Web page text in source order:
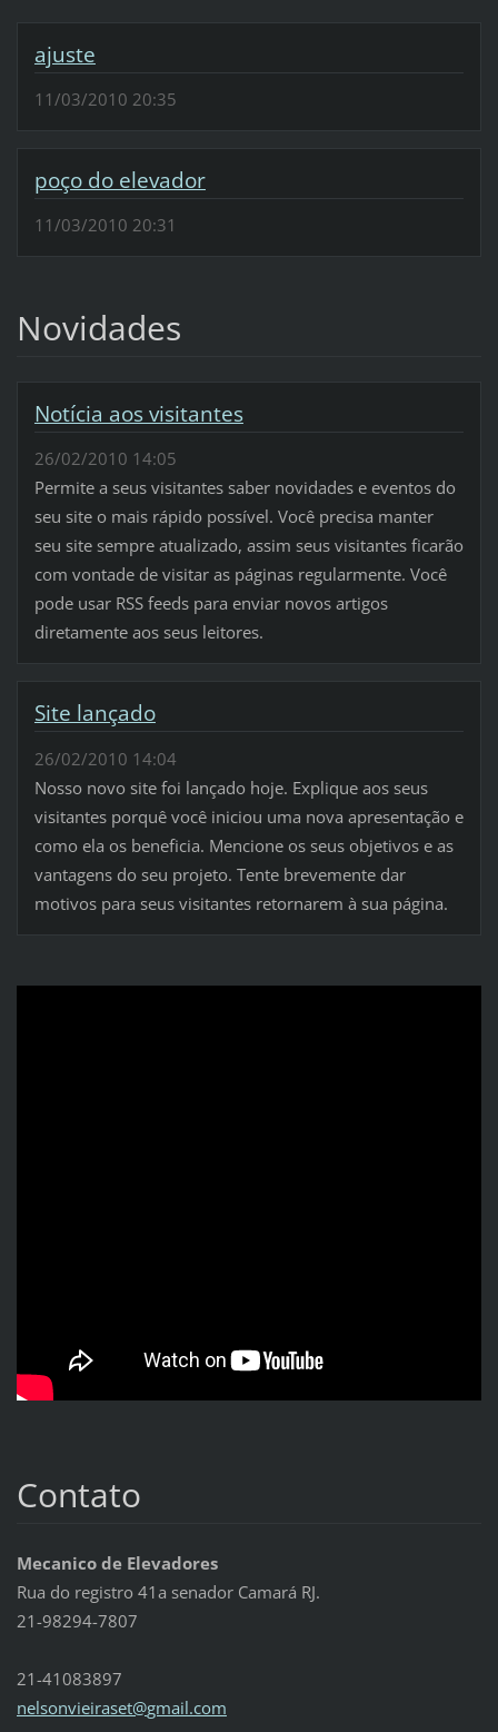
ajuste
11/03/2010 20:35
poço do elevador
11/03/2010 20:31
Novidades
Notícia aos visitantes
26/02/2010 14:05
Permite a seus visitantes saber novidades e eventos do
seu site o mais rápido possível. Você precisa manter
seu site sempre atualizado, assim seus visitantes ficarão
com vontade de visitar as páginas regularmente. Você
pode usar RSS feeds para enviar novos artigos
diretamente aos seus leitores.
Site lançado
26/02/2010 14:04
Nosso novo site foi lançado hoje. Explique aos seus
visitantes porquê você iniciou uma nova apresentação e
como ela os beneficia. Mencione os seus objetivos e as
vantagens do seu projeto. Tente brevemente dar
motivos para seus visitantes retornarem à sua página.
Contato
Mecanico de Elevadores
Rua do registro 41a senador Camará RJ.
21-98294-7807
21-41083897
nelsonvieiraset@gmail.com